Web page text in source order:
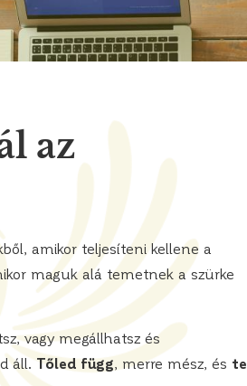
az
amikor teljesíteni kellene a
maguk alá temetnek a szürke
vagy megállhatsz és
áll.Tőled függ, merre mész, és te